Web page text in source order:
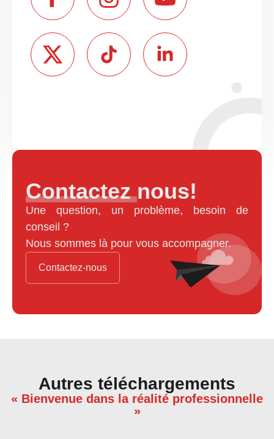
Contactez nous!
Une question, un problème, besoin de
conseil ?
Nous sommes là pour vous accompagner.
Contactez-nous
Autres téléchargements
« Bienvenue dans la réalité professionnelle
»